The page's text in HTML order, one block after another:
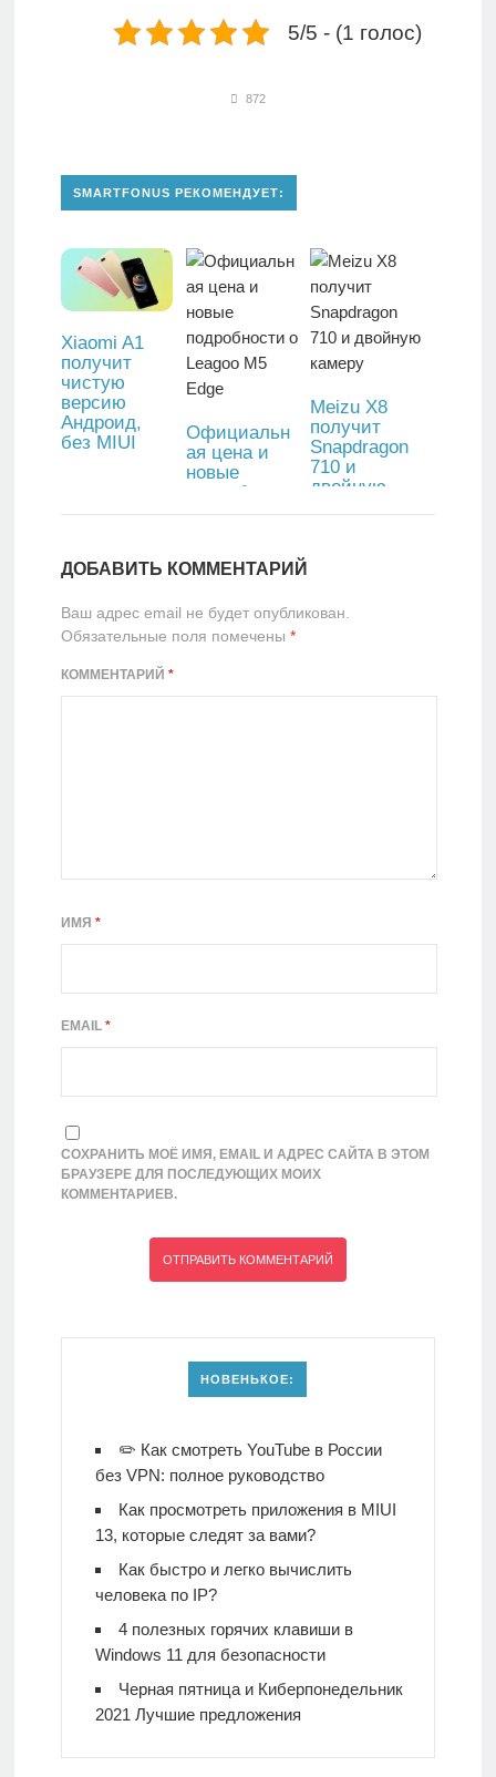
5/5 - (1 голос)
872
SMARTFONUS РЕКОМЕНДУЕТ:
Xiaomi A1
получит
чистую
версию
Андроид,
без MIUI
Официальн
ая цена и
новые
подробности
о Leagoo M5
Meizu X8
получит
Snapdragon
710 и
двойную
ДОБАВИТЬ КОММЕНТАРИЙ
Ваш адрес email не будет опубликован.
Обязательные поля помечены *
КОММЕНТАРИЙ *
ИМЯ *
EMAIL *
СОХРАНИТЬ МОЁ ИМЯ, EMAIL И АДРЕС САЙТА В ЭТОМ
БРАУЗЕРЕ ДЛЯ ПОСЛЕДУЮЩИХ МОИХ
КОММЕНТАРИЕВ.
НОВЕНЬКОЕ:
✏️ Как смотреть YouTube в России
без VPN: полное руководство
Как просмотреть приложения в MIUI
13, которые следят за вами?
Как быстро и легко вычислить
человека по IP?
4 полезных горячих клавиши в
Windows 11 для безопасности
Черная пятница и Киберпонедельник
2021 Лучшие предложения